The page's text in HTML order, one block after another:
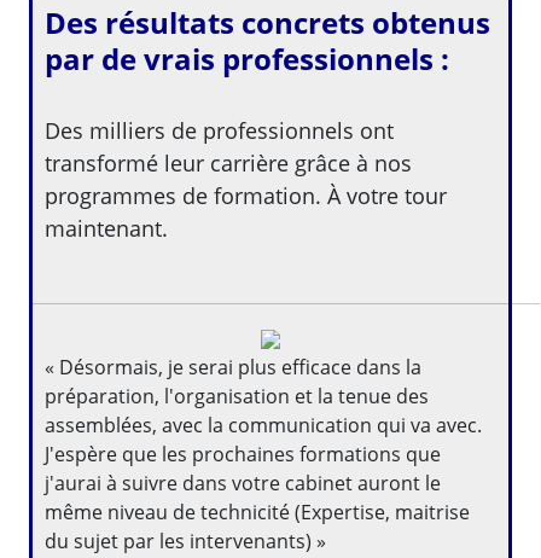
Des résultats concrets obtenus
par de vrais professionnels :
Des milliers de professionnels ont
transformé leur carrière grâce à nos
programmes de formation. À votre tour
maintenant.
« Désormais, je serai plus efficace dans la
préparation, l'organisation et la tenue des
assemblées, avec la communication qui va avec.
J'espère que les prochaines formations que
j'aurai à suivre dans votre cabinet auront le
même niveau de technicité (Expertise, maitrise
du sujet par les intervenants) »